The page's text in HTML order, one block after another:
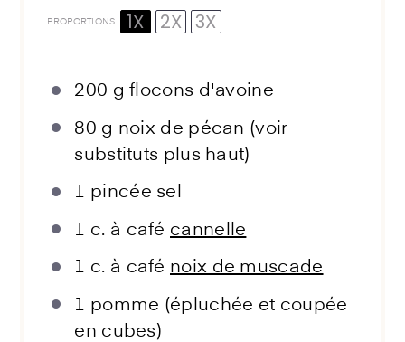
PROPORTIONS 1X 2X 3X
200 g flocons d'avoine
80 g noix de pécan (voir
substituts plus haut)
1 pincée sel
1 c. à café cannelle
1 c. à café noix de muscade
1 pomme (épluchée et coupée
en cubes)